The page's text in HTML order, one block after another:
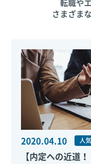
転職や
さまざま
2020.04.10 人
【内定への近道